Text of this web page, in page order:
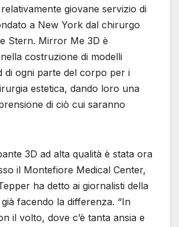
giovane servizio di
a New York dal chirurgo
Stern. Mirror Me 3D è
costruzione di modelli
di ogni parte del corpo per i
estetica, dando loro una
di ciò cui saranno
3D ad alta qualità è stata ora
il Montefiore Medical Center,
ha detto ai giornalisti della
facendo la differenza. “In
il volto, dove c’è tanta ansia e